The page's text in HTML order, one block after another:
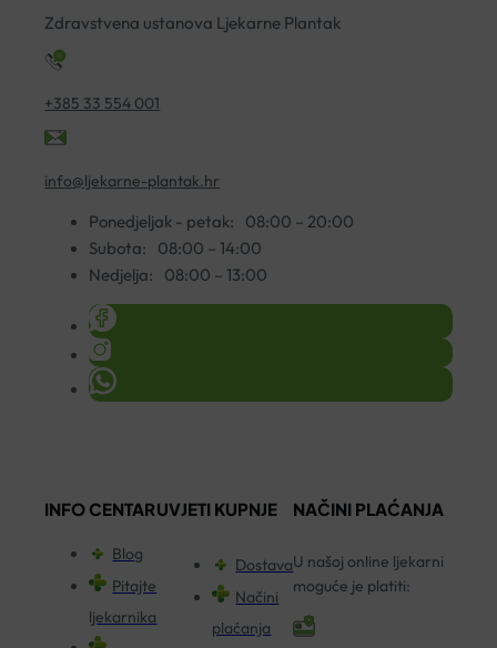
Zdravstvena ustanova Ljekarne Plantak
+385 33 554 001
info@ljekarne-plantak.hr
Ponedjeljak - petak:
08:00 – 20:00
Subota:
08:00 – 14:00
Nedjelja:
08:00 – 13:00
INFO CENTAR
Blog
Pitajte
ljekarnika
UVJETI KUPNJE
Dostava
Načini
plaćanja
NAČINI PLAĆANJA
U našoj online ljekarni
moguće je platiti: